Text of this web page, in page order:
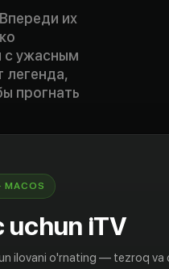
их
с ужасным
легенда,
прогнать
MACOS
uchun iTV
ilovani o'rnating — tezroq va